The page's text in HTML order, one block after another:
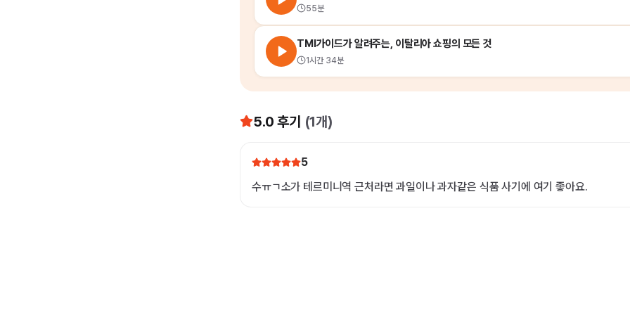
55분
TMI가이드가 알려주는, 이탈리아 쇼핑의 모든 것
1시간 34분
5.0 후기 (1개)
5
수ㅠㄱ소가 테르미니역 근처라면 과일이나 과자같은 식품 사기에 여기 좋아요.